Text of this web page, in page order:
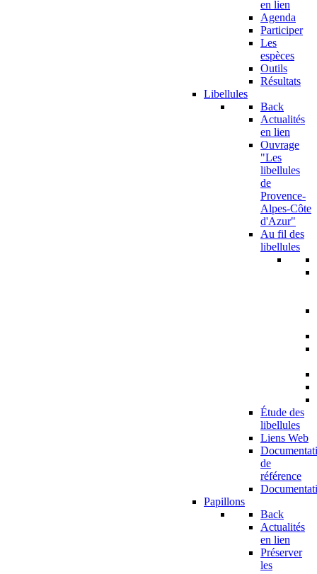
en lien
Agenda
Participer
Les
espèces
Outils
Résultats
Libellules
Back
Actualités
en lien
Ouvrage
"Les
libellules
de
Provence-
Alpes-Côte
d'Azur"
Au fil des
libellules
Étude des
libellules
Liens Web
de
référence
Papillons
Back
Actualités
en lien
Préserver
les